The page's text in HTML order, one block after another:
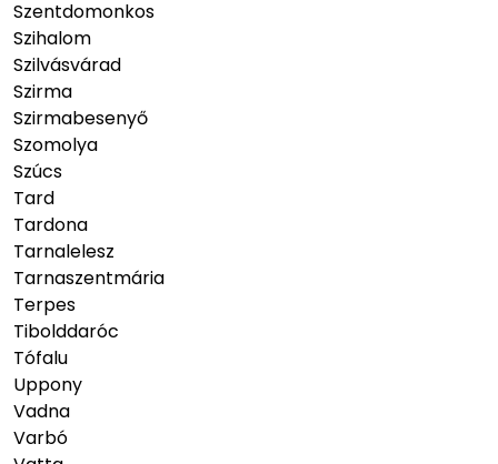
Szentdomonkos
Szihalom
Szilvásvárad
Szirma
Szirmabesenyő
Szomolya
Szúcs
Tard
Tardona
Tarnalelesz
Tarnaszentmária
Terpes
Tibolddaróc
Tófalu
Uppony
Vadna
Varbó